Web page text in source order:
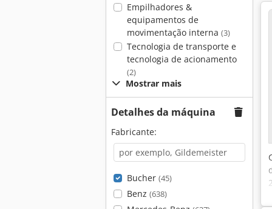
Empilhadores &
equipamentos de
movimentação interna (3)
Tecnologia de transporte e
tecnologia de acionamento
(2)
Mostrar mais
Detalhes da máquina
Fabricante:
Bucher (45)
Benz (638)